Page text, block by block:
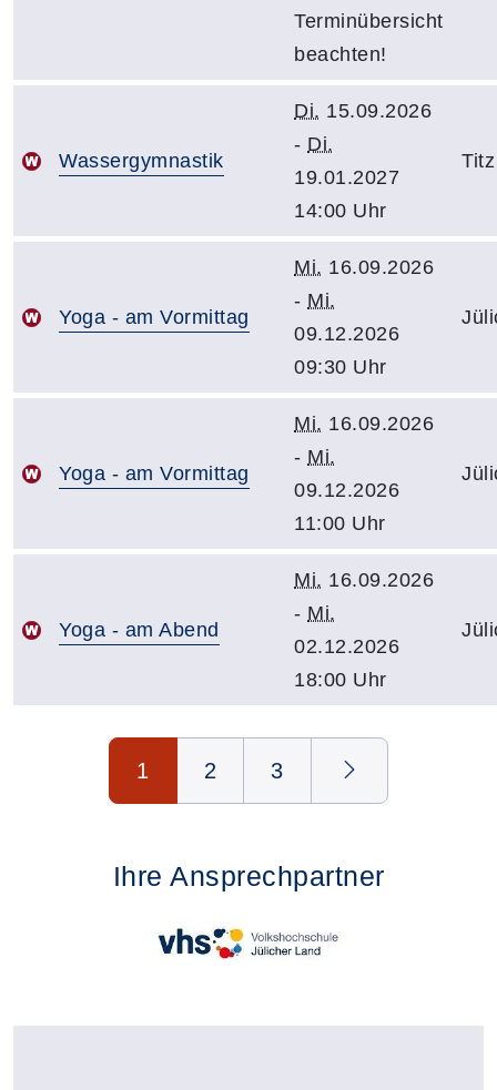
Terminübersicht
beachten!
Wassergymnastik
Di. 15.09.2026
- Di.
19.01.2027
14:00 Uhr
Titz
Yoga - am Vormittag
Mi. 16.09.2026
- Mi.
09.12.2026
09:30 Uhr
Yoga - am Vormittag
Mi. 16.09.2026
- Mi.
09.12.2026
11:00 Uhr
Yoga - am Abend
Mi. 16.09.2026
- Mi.
02.12.2026
18:00 Uhr
Seite 1 von 3
1 2 3
Ihre Ansprechpartner